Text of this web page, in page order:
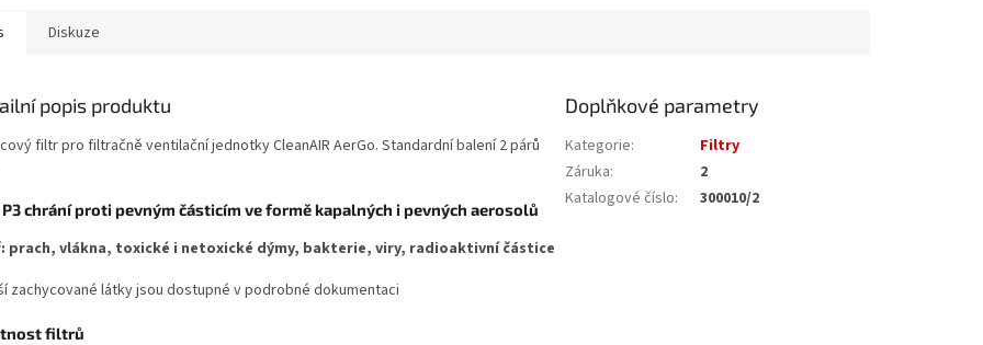
Diskuze
popis produktu
filtr pro filtračně ventilační jednotky CleanAIR AerGo. Standardní balení 2 párů
chrání protipevným částicím ve formě kapalných i pevných aerosolů
prach, vlákna, toxické i netoxické dýmy, bakterie, viry, radioaktivní částice
zachycované látky jsou dostupné v podrobné dokumentaci
filtrů
Doplňkové parametry
Kategorie:
Filtry
Záruka:
2
Katalogové číslo: 300010/2